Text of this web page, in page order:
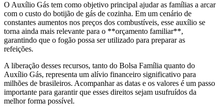
O Auxílio Gás tem como objetivo principal ajudar as famílias a arcar
com o custo do botijão de gás de cozinha. Em um cenário de
constantes aumentos nos preços dos combustíveis, esse auxílio se
torna ainda mais relevante para o **orçamento familiar**,
garantindo que o fogão possa ser utilizado para preparar as
refeições.
A liberação desses recursos, tanto do Bolsa Família quanto do
Auxílio Gás, representa um alívio financeiro significativo para
milhões de brasileiros. Acompanhar as datas e os valores é um passo
importante para garantir que esses direitos sejam usufruídos da
melhor forma possível.